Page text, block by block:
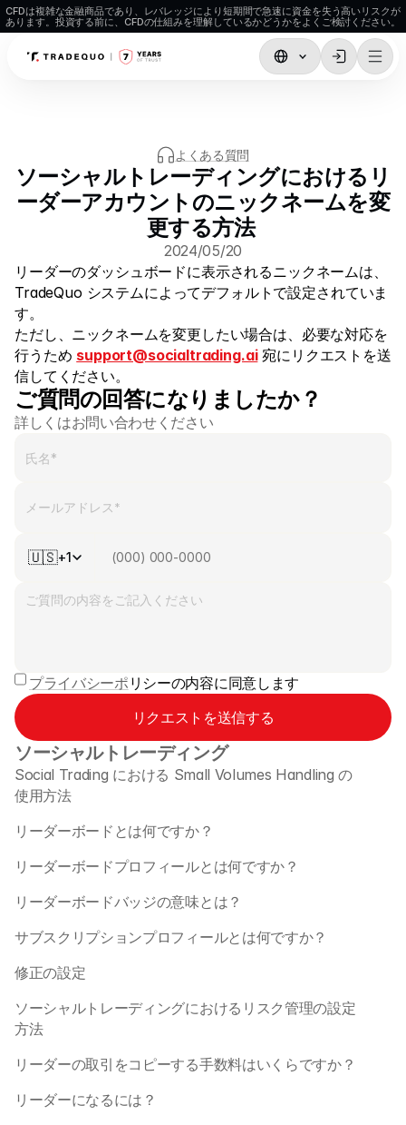
CFDは複雑な金融商品であり、レバレッジにより短期間で急速に資金を失う高いリスクが
あります。投資する前に、CFDの仕組みを理解しているかどうかをよくご検討ください。
MetaTrader4
ソーシャルトレーディング
入出金
口座タイプ
口座仕様
マーケット
外国為替
貴金属
エネルギー
FAQ
私たちについて
プライバシーポリシー
お問い合わせ
法的文書
採用情報
学習
ブログ
投資入門 101
経済カレンダー
Snaps
ログイン
よくある質問
ソーシャルトレーディングにおけるリ
ーダーアカウントのニックネームを変
更する方法
2024/05/20
ソーシャルトレーディング
Social Trading における Small Volumes Handling の
使用方法
リーダーボードとは何ですか？
リーダーボードプロフィールとは何ですか？
リーダーボードバッジの意味とは？
サブスクリプションプロフィールとは何ですか？
修正の設定
ソーシャルトレーディングにおけるリスク管理の設定
方法
リーダーの取引をコピーする手数料はいくらですか？
リーダーになるには？
リーダーのダッシュボードに表示されるニックネームは、
TradeQuo システムによってデフォルトで設定されていま
す。
ただし、ニックネームを変更したい場合は、必要な対応を
行うため support@socialtrading.ai 宛にリクエストを送
信してください。
ご質問の回答になりましたか？
詳しくはお問い合わせください
🇺🇸+1
プライバシーポ リシーの内容に同意します
リクエストを送信する